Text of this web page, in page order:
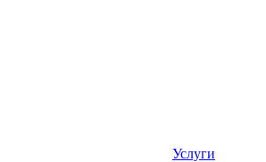
Услуги